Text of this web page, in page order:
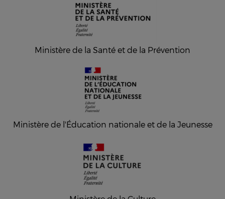
Ministère de la Santé et de la Prévention
Ministère de l'Éducation nationale et de la Jeunesse